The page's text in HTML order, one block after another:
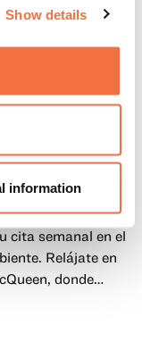
Show details
information
cita semanal en el
Relájate en
donde
vida por la noche